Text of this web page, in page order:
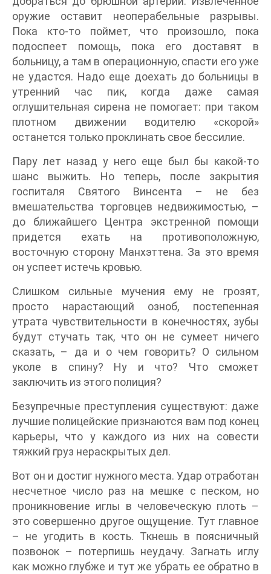
оружие оставит неоперабельные разрывы.
Пока кто-то поймет, что произошло, пока
подоспеет помощь, пока его доставят в
больницу, а там в операционную, спасти его уже
не удастся. Надо еще доехать до больницы в
утренний час пик, когда даже самая
оглушительная сирена не помогает: при таком
плотном движении водителю «скорой»
останется только проклинать свое бессилие.
Пару лет назад у него еще был бы какой-то
шанс выжить. Но теперь, после закрытия
госпиталя Святого Винсента – не без
вмешательства торговцев недвижимостью, –
до ближайшего Центра экстренной помощи
придется ехать на противоположную,
восточную сторону Манхэттена. За это время
он успеет истечь кровью.
Слишком сильные мучения ему не грозят,
просто нарастающий озноб, постепенная
утрата чувствительности в конечностях, зубы
будут стучать так, что он не сумеет ничего
сказать, – да и о чем говорить? О сильном
уколе в спину? Ну и что? Что сможет
заключить из этого полиция?
Безупречные преступления существуют: даже
лучшие полицейские признаются вам под конец
карьеры, что у каждого из них на совести
тяжкий груз нераскрытых дел.
Вот он и достиг нужного места. Удар отработан
несчетное число раз на мешке с песком, но
проникновение иглы в человеческую плоть –
это совершенно другое ощущение. Тут главное
– не угодить в кость. Ткнешь в поясничный
позвонок – потерпишь неудачу. Загнать иглу
как можно глубже и тут же убрать ее обратно в